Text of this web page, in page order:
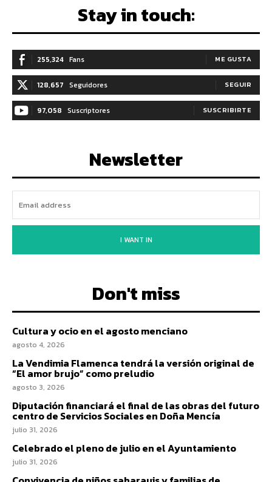
Stay in touch:
255,324 Fans ME GUSTA
128,657 Seguidores SEGUIR
97,058 Suscriptores SUSCRIBIRTE
Newsletter
I WANT IN
Don't miss
Cultura y ocio en el agosto menciano
agosto 4, 2026
La Vendimia Flamenca tendrá la versión original de
“El amor brujo” como preludio
agosto 3, 2026
Diputación financiará el final de las obras del futuro
centro de Servicios Sociales en Doña Mencía
julio 31, 2026
Celebrado el pleno de julio en el Ayuntamiento
julio 31, 2026